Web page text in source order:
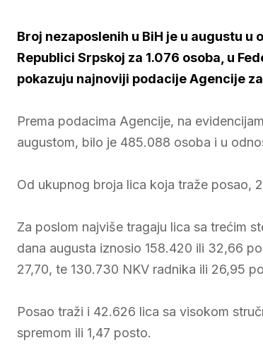
Broj nezaposlenih u BiH je u augustu u
Republici Srpskoj za 1.076 osoba, u
pokazuju najnoviji podacije Agencije
Prema podacima Agencije, na
augustom, bilo je 485.088 osoba i u
Od ukupnog broja lica koja traže posao,
Za poslom najviše tragaju lica sa trećim
dana augusta iznosio 158.420 ili 32,66
27,70, te 130.730 NKV radnika ili 26,95
Posao traži i 42.626 lica sa visokom
spremom ili 1,47 posto.